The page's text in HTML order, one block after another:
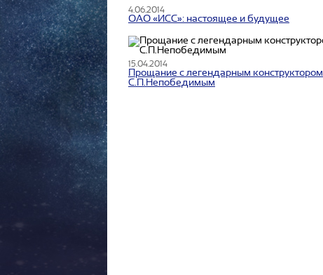
4.06.2014
ОАО «ИСС»: настоящее и будущее
15.04.2014
Прощание с легендарным конструктором
С.П.Непобедимым